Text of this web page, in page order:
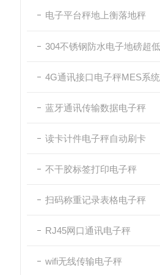
电子平台秤地上衡落地秤
4G通讯接口电子秤MES系统
蓝牙通讯传输数据电子秤
读卡计件电子秤自动刷卡
不干胶标签打印电子秤
扫码称重记录表格电子秤
RJ45网口通讯电子秤
wifi无线传输电子秤